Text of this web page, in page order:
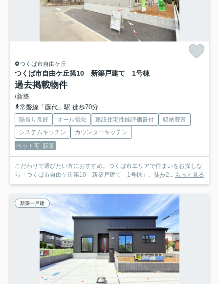
つくば市自由ケ丘
つくば市自由ケ丘第10 新築戸建て 1号棟
過去掲載物件
/新築
常磐線「藤代」駅 徒歩70分
陽当り良好 オール電化 建設住宅性能評価書付
収納豊富
システムキッチン
カウンターキッチン
ペット可 新築
こだわりで選びたい方におすすめ。つくば市エリアで住まいをお探しな
ら「つくば市自由ケ丘第10 新築戸建て 1号棟」。徒歩2... もっと見る
新築一戸建